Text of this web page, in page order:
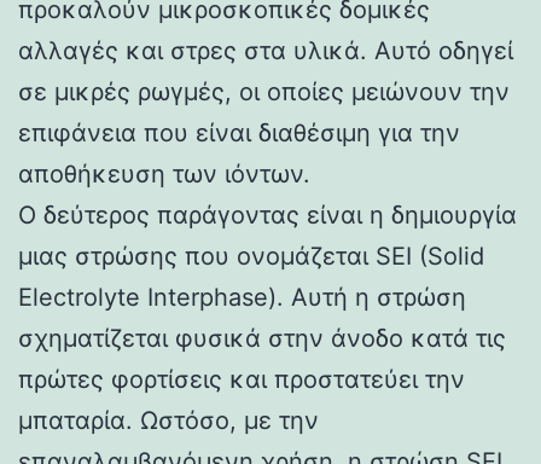
προκαλούν μικροσκοπικές δομικές
αλλαγές και στρες στα υλικά. Αυτό οδηγεί
σε μικρές ρωγμές, οι οποίες μειώνουν την
επιφάνεια που είναι διαθέσιμη για την
αποθήκευση των ιόντων.
Ο δεύτερος παράγοντας είναι η δημιουργία
μιας στρώσης που ονομάζεται SEI (Solid
Electrolyte Interphase). Αυτή η στρώση
σχηματίζεται φυσικά στην άνοδο κατά τις
πρώτες φορτίσεις και προστατεύει την
μπαταρία. Ωστόσο, με την